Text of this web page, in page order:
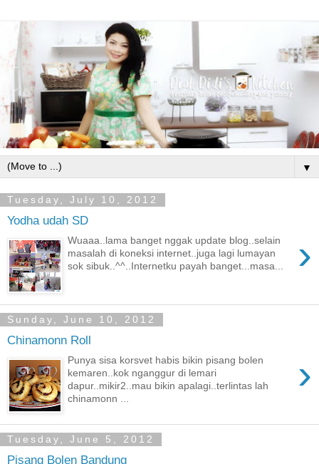
▼
Tuesday, July 10, 2012
Yodha udah SD
›
Wuaaa..lama banget nggak update blog..selain
masalah di koneksi internet..juga lagi lumayan
sok sibuk..^^..Internetku payah banget...masa...
Sunday, June 10, 2012
Chinamonn Roll
›
Punya sisa korsvet habis bikin pisang bolen
kemaren..kok nganggur di lemari
dapur..mikir2..mau bikin apalagi..terlintas lah
chinamonn ...
Tuesday, June 5, 2012
Pisang Bolen Bandung